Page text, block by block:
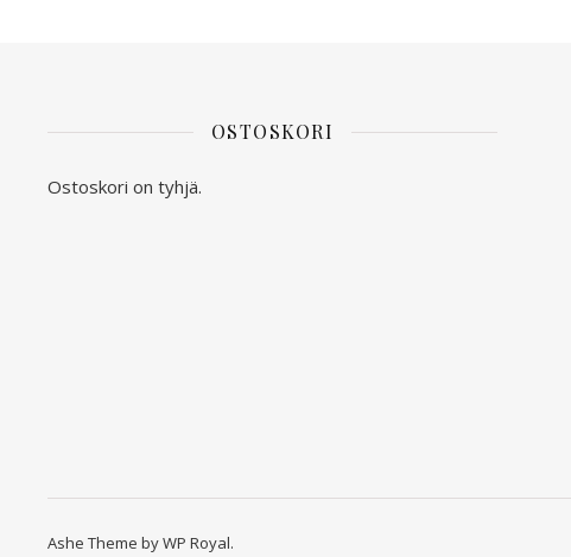
OSTOSKORI
Ostoskori on tyhjä.
Ashe Theme byWP Royal.